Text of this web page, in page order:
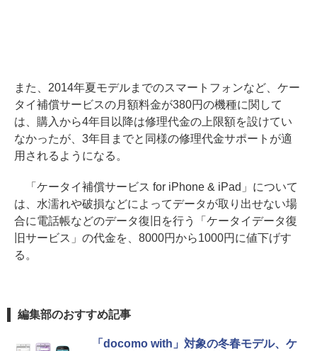
また、2014年夏モデルまでのスマートフォンなど、ケー
タイ補償サービスの月額料金が380円の機種に関して
は、購入から4年目以降は修理代金の上限額を設けてい
なかったが、3年目までと同様の修理代金サポートが適
用されるようになる。
「ケータイ補償サービス for iPhone & iPad」について
は、水濡れや破損などによってデータが取り出せない場
合に電話帳などのデータ復旧を行う「ケータイデータ復
旧サービス」の代金を、8000円から1000円に値下げす
る。
編集部のおすすめ記事
「docomo with」対象の冬春モデル、ケ